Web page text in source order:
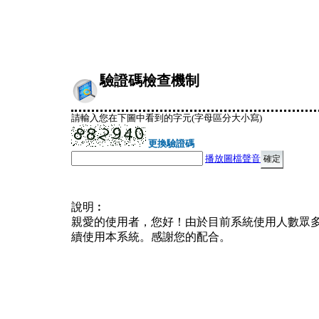
驗證碼檢查機制
請輸入您在下圖中看到的字元(字母區分大小寫)
更換驗證碼
播放圖檔聲音
說明︰
親愛的使用者，您好！由於目前系統使用人數眾
續使用本系統。感謝您的配合。